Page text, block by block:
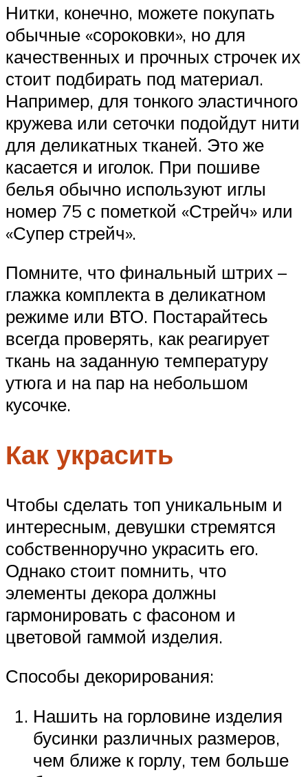
Нитки, конечно, можете покупать
обычные «сороковки», но для
качественных и прочных строчек их
стоит подбирать под материал.
Например, для тонкого эластичного
кружева или сеточки подойдут нити
для деликатных тканей. Это же
касается и иголок. При пошиве
белья обычно используют иглы
номер 75 с пометкой «Стрейч» или
«Супер стрейч».
Помните, что финальный штрих –
глажка комплекта в деликатном
режиме или ВТО. Постарайтесь
всегда проверять, как реагирует
ткань на заданную температуру
утюга и на пар на небольшом
кусочке.
Как украсить
Чтобы сделать топ уникальным и
интересным, девушки стремятся
собственноручно украсить его.
Однако стоит помнить, что
элементы декора должны
гармонировать с фасоном и
цветовой гаммой изделия.
Способы декорирования:
Нашить на горловине изделия
бусинки различных размеров,
чем ближе к горлу, тем больше